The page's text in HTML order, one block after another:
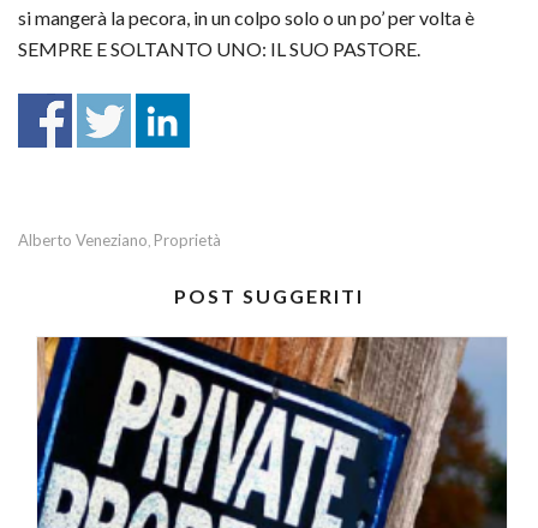
si mangerà la pecora, in un colpo solo o un po’ per volta è
SEMPRE E SOLTANTO UNO: IL SUO PASTORE.
Alberto Veneziano Proprietà
POST SUGGERITI